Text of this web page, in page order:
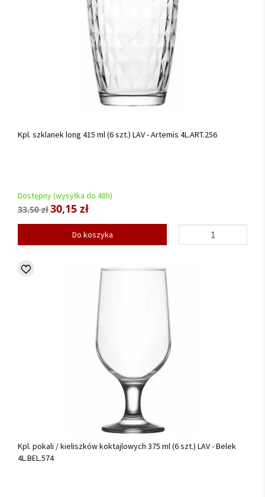
Kpl. szklanek long 415 ml (6 szt.) LAV - Artemis 4L.ART.256
Dostępny (wysyłka do 48h)
33,50 zł30,15 zł
Do koszyka
Kpl. pokali / kieliszków koktajlowych 375 ml (6 szt.) LAV - Belek
4L.BEL.574